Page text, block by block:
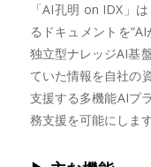
「AI孔明 on IDX」
るドキュメントを
独立型ナレッジAI基
ていた情報を自社の
支援する多機能AIプ
務支援を可能にします